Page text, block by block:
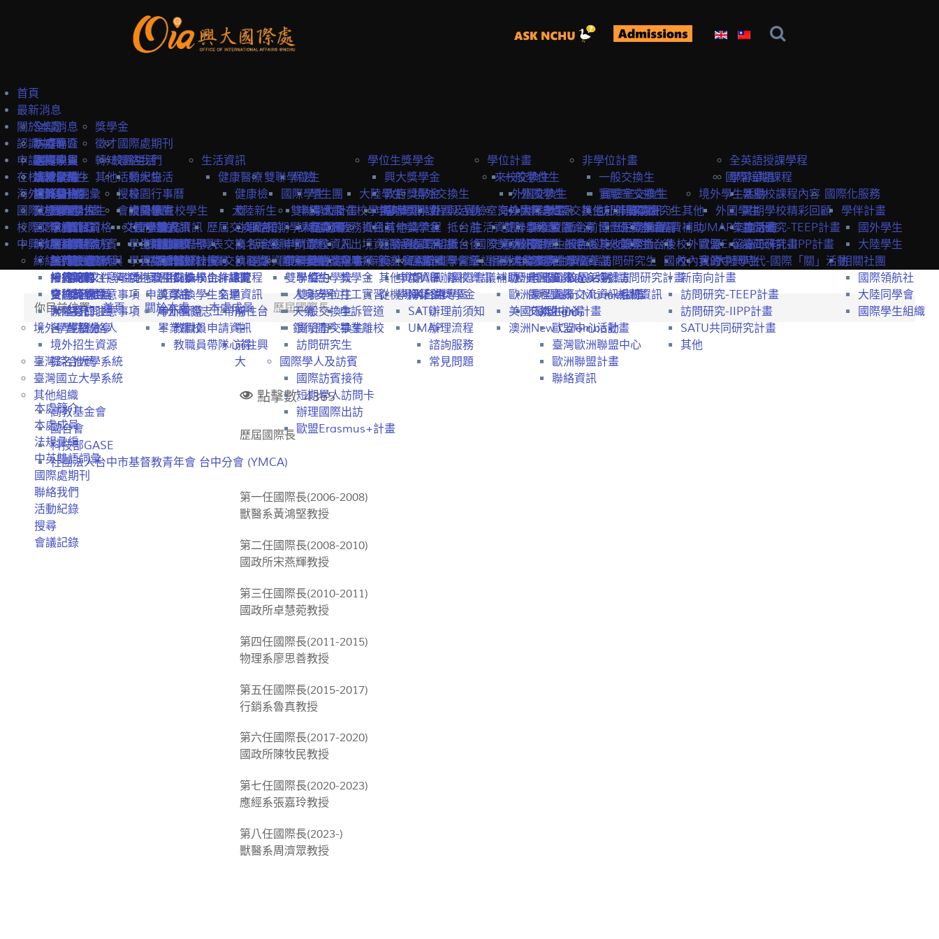
首頁
最新消息
全部消息
防疫專區
國際學生
本地學生
教職員
獎學金
徵才
轉知
其他
關於本處
本處簡介
本處成員
法規彙編
中英雙語詞彙
國際處期刊
聯絡我們
活動紀錄
搜尋
會議記錄
認識中興
選擇中興
認識台灣
認識台中
就學費用
學費
生活費
工作機會
校園生活
興大生活
校園行事曆
校園地圖
校內設施
學生活動
學習生活
學生住宿
生活資訊
健康醫療
健康檢
查
心理諮
商
就醫資
訊
保險
學生團
保
商業保
險
全民健
保
交通資訊
前往台
中
前往興
大
人身安全
天氣
銀行開戶
學位生獎學金
興大獎學金
政府獎學金
專案獎學金
其他獎學金
學位計畫
一般學位生
外國學生
大陸學生
雙聯學位生
外國學生
大陸學生
非學位計畫
一般交換生
實驗室交換生
訪問研究生
國際短期課程
全英語授課學程
學習華語
申請中興
境外學位生
身分別
國際學位生
國籍資格
申請流程
招生系所
申請文件
提名推薦
常見問題
經驗分享
大陸學生
申請資訊
課程資訊
常見問題
僑港澳生
申請資訊
雙聯學位生
國際學生
申請資訊
課程資訊
大陸學生
申請資訊
來校交換生
外國交換生
申請資訊
課程資訊
交換生心得
實驗室交換生
申請資訊
研究室資訊
交換生心得
大陸交換生
申請資訊
課程資訊
交換生心得
訪問研究生
訪問研究計畫
相關資訊
國際短期課程
暑期校課程內容
暑期學校精彩回顧
訪問研究-TEEP計畫
訪問研究-IIPP計畫
在校境外學生
境外學位生
外國新生
抵台前
抵台後
統一證號與
簽證
學習華語
外國在校學生
教務資訊
選課資訊
工作證
居留證
獎學金
申訴管道
畢業離校
大陸新生
抵台前
抵台後
選課資訊
大陸在校學生
教務資訊
入出境資訊
親屬探親
獎學金
打工實習
申訴管道
畢業離校
境外交換生
外國及實驗室交換生
抵台前
抵台後
學習華語
離校資訊
大陸交換生
抵台前
抵台後
離校資訊
訪問研究生
抵台前
抵台後
境外學生活動
外國學生
年度活動
留臺工作
大陸學生
國際化服務
學伴計畫
國外學生
大陸學生
相關社團
國際領航社
大陸同學會
國際學生組織
海外教育計畫
交換學生計畫
申請簡章
申請流程
熱門校統計
常見問題
交換獎學金
交換學校資訊
海外地區
大陸地區
歷屆交換資訊
交換名單
交換心得
雙聯學位計畫
申請流程
學校資訊
雙聯獎學金
海外短期課程與活動
申請流程
活動資訊
海外實習計畫
申請資訊
學海築夢獎學金
海外國際志工
計畫緣起
服務目標
申請資訊
歷史回顧
其他赴外獎學金
博士生獎學金
其他獎學金
其他
UMAP交換計畫
歐盟Erasmus+計畫
我的中興時代-國際「關」活動
國際訪賓與學人
國際訪賓
關於國際訪賓
接待原則
接待紀錄
國際學人
關於國際學人
交換教授計畫
歐盟Erasmus+計畫
短期學人訪問卡
申請流程
申請要點
抵台前
邀請函&工作證
簽證&居留證
其他資訊
從機場到台中
生活資訊
交通資訊
相關連結
校園資源
校內設施&服務
學習華語
校園活動
經費補助
校外資源
校內資源
校際交流合作
締結合約
締約注意事項
締約流程
合約範本
大陸簽約注意事項
各學院聯絡人
姊妹校一覽表
姊妹校搜尋
姊妹校合作總覽
雙聯學位
雙聯締約注意事項
雙聯締約學校
參與國際組織
EAIE
APAIE
NAFSA
SATU
UMAP
國際獎助計畫
國外
歐洲聯盟Erasmus+計畫
歐洲聯盟Jean Monnet計畫
美國Fulbright計畫
澳洲New Colombo計畫
國內
新南向計畫
訪問研究-TEEP計畫
訪問研究-IIPP計畫
SATU共同研究計畫
其他
臺灣綜合大學系統
臺灣國立大學系統
其他組織
高教基金會
國合會
科技部GASE
社團法人台中市基督教青年會 台中分會 (YMCA)
中興教職員
締結合約
一般締約注意事項
雙聯締約注意事項
聯絡窗口
境外學生招生
境外招生資源
提名推薦
海外教育計畫
交換學生計畫流程
交換學生名單
海外國際志工帶隊
教職員申請資訊
教職員帶隊心得
國際學生
學位生
雙聯學位生
一般交換生
實驗室交換生
訪問研究生
國際學人及訪賓
國際訪賓接待
短期學人訪問卡
辦理國際出訪
歐盟Erasmus+計畫
主辦國際會議
舉辦國際會議補助
入台證專區
辦理前須知
辦理流程
諮詢服務
常見問題
國際化資源
國際處多媒體
國際交流資訊系統
歐盟中心
歐盟中心活動
臺灣歐洲聯盟中心
歐洲聯盟計畫
聯絡資訊
你目前位置: 首頁 關於本處 本處成員 歷屆國際長
本處簡介
本處成員
法規彙編
中英雙語詞彙
國際處期刊
聯絡我們
活動紀錄
搜尋
會議記錄
點擊數: 4365
歷屆國際長
第一任國際長(2006-2008)
獸醫系黃鴻堅教授
第二任國際長(2008-2010)
國政所宋燕輝教授
第三任國際長(2010-2011)
國政所卓慧菀教授
第四任國際長(2011-2015)
物理系廖思善教授
第五任國際長(2015-2017)
行銷系魯真教授
第六任國際長(2017-2020)
國政所陳牧民教授
第七任國際長(2020-2023)
應經系張嘉玲教授
第八任國際長(2023-)
獸醫系周濟眾教授